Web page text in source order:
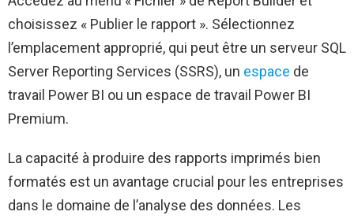
choisissez « Publier le rapport ». Sélectionnez
l’emplacement approprié, qui peut être un serveur SQL
Server Reporting Services (SSRS), un espace de
travail Power BI ou un espace de travail Power BI
Premium.
La capacité à produire des rapports imprimés bien
formatés est un avantage crucial pour les entreprises
dans le domaine de l’analyse des données. Les